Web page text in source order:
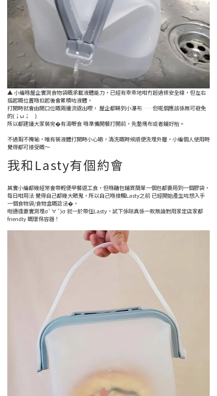
▲ 小編喺屋企實測食物袋嘅承載液體能力，已經有乖乖地咁冇超過條安全線，但左右
摺起嘅位置喺扣起後會累積咗液體，
打開時就會由開口位嘅兩邊流返出嚟， 屋企都睇到小瀑布……但呢個應該係無可避免
的(；ω； )
所以都建議大家裝完�有湯嘢食 喺準備開餐打開前，先墊塊布或者鋪好枱。
不過瑕不掩瑜，唯有裝液體打開時小心啲，清洗嘅時候順便洗埋外層，小編個人使用時
覺得都可接受嘅～
我和Lasty有個約會
其實小編都幾經常會帶輕便早餐返工食，但喺麵包鋪買簡單一個包都要用到一個膠袋，
每日咁用法 覺得自己都幾大晒鬼，所以自己喺接觸Lasty之前 已經開始產生咗想入手
一個食物袋/食物盒嘅諗法�，
咁適逢要實測埋σ`∀´)σ 就一於帶住Lasty，試下係咪真係一款無論對用家定店家都
friendly 嘅環保容器！